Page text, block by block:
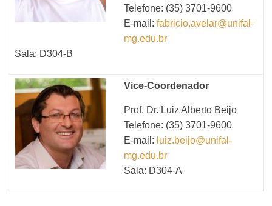
Telefone: (35) 3701-9600
E-mail:fabricio.avelar@unifal-
mg.edu.br
Sala: D304-B
Vice-Coordenador
Prof. Dr. Luiz Alberto Beijo
Telefone: (35) 3701-9600
E-mail: luiz.beijo@unifal-
mg.edu.br
Sala: D304-A